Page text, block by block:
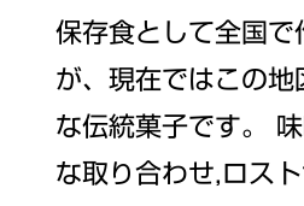
保存食として全国で
が、現在ではこの地
な伝統菓子です。
な取り合わせ,ロス